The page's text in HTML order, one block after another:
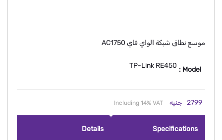
موسع نطاق شبكة الواي فاي AC1750
Model :
TP-Link RE450
2799 جنيه Including 14% VAT
Specifications
Details